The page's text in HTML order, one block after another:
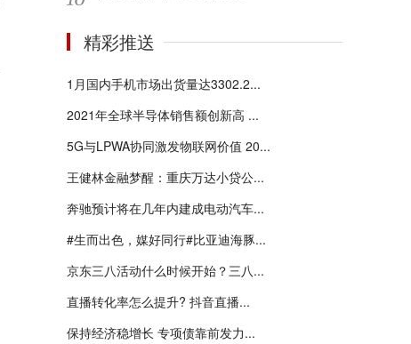
精彩推送
1月国内手机市场出货量达3302.2...
2021年全球半导体销售额创新高 ...
5G与LPWA协同激发物联网价值 20...
王健林金融梦醒：重庆万达小贷公...
奔驰预计将在几年内建成电动汽车...
#生而出色，媒好同行#比亚迪海豚...
京东三八活动什么时候开始？三八...
直播转化率怎么提升? 抖音直播...
保持经济稳增长 专项债靠前发力...